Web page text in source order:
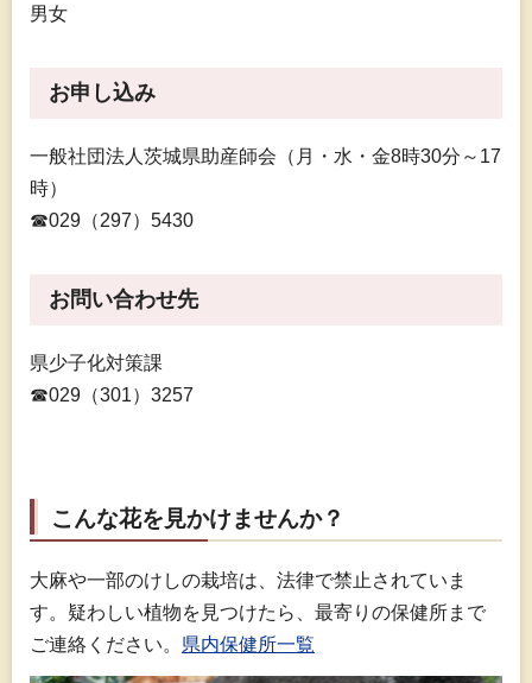
男女
お申し込み
一般社団法人茨城県助産師会（月・水・金8時30分～17
時）
☎029（297）5430
お問い合わせ先
県少子化対策課
☎029（301）3257
こんな花を見かけませんか？
大麻や一部のけしの栽培は、法律で禁止されていま
す。疑わしい植物を見つけたら、最寄りの保健所まで
ご連絡ください。 県内保健所一覧